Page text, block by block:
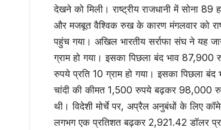
देखने को मिली। राष्ट्रीय राजधानी में सोना
और मजबूत वैश्विक रुख के कारण मंगलवार को
पहुंच गया। अखिल भारतीय सर्राफा संघ ने यह
ग्राम हो गया। इसका पिछला बंद भाव
रुपये प्रति 10 ग्राम हो गया। इसका पिछला
चांदी की कीमत 1,500 रुपये बढ़कर 98,000
थी। विदेशी मोर्चे पर, अप्रैल अनुबंधों के लिए
लगभग एक प्रतिशत बढ़कर 2,921.42 डॉलर